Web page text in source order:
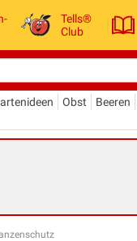
Tells®
Club
Obst Beeren